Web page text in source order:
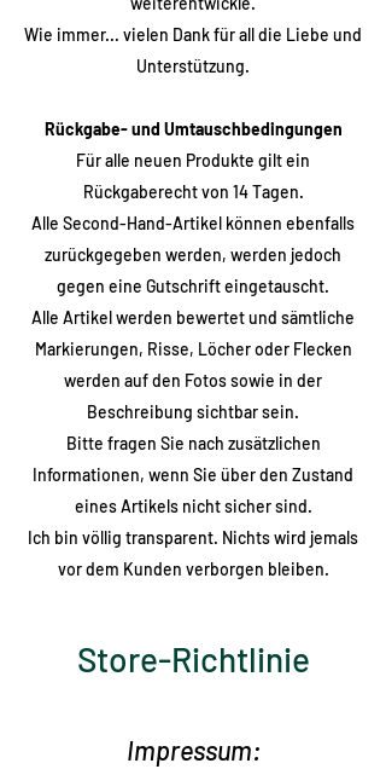
Wie immer... vielen Dank für all die Liebe und
Unterstützung.
Rückgabe- und Umtauschbedingungen
Für alle neuen Produkte gilt ein
Rückgaberecht von 14 Tagen.
Alle Second-Hand-Artikel können ebenfalls
zurückgegeben werden, werden jedoch
gegen eine Gutschrift eingetauscht.
Alle Artikel werden bewertet und sämtliche
Markierungen, Risse, Löcher oder Flecken
werden auf den Fotos sowie in der
Beschreibung sichtbar sein.
Bitte fragen Sie nach zusätzlichen
Informationen, wenn Sie über den Zustand
eines Artikels nicht sicher sind.
Ich bin völlig transparent. Nichts wird jemals
vor dem Kunden verborgen bleiben.
Store-Richtlinie
Impressum: